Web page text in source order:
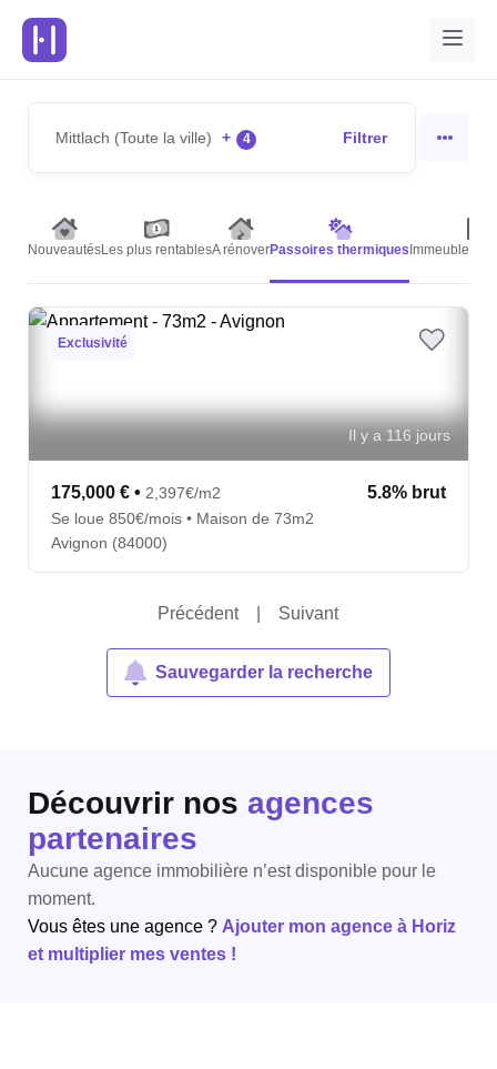
Mittlach (Toute la ville) + 4 Filtrer
NouveautésLes plus rentablesA rénoverPassoires thermiques Immeubles
Exclusivité
Il y a 116 jours
175,000 € • 2,397€/m2 5.8% brut
Se loue 850€/mois • Maison de 73m2
Avignon (84000)
Précédent Suivant
Sauvegarder la recherche
Découvrir nos agences
partenaires
Aucune agence immobilière n’est disponible pour le
moment.
Vous êtes une agence ? Ajouter mon agence à Horiz
et multiplier mes ventes !